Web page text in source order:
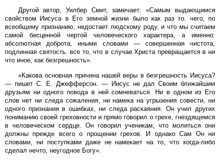
Другой автор, Уилбер Смит, замечает: «Самым выдающимся
свойством Иисуса в Его земной жизни было как раз то. чего, по
всеобщему признанию, недостает людскому роду, и что мы считаем
самой бесценной чертой человеческого характера, а именно:
абсолютная доброта, иными словами — совершенная чистота,
подлинная святость. все то, что в случае Христа превращается в ни
что иное, как безгрешность».
«Какова основная причина нашей веры в безгрешность Иисуса?
— пишет С. Е. Джефферсон. — Иисус не дал Своим ближайшим
друзьям ни одного повода в ней сомневаться. Ни в одном из Его
слов нет ни следа сожаления, ни намека на угрызения совести, ни
одного признания в ошибках, ни следа раскаяния. Он учил других
пониманию своей греховности и прямо говорил о грехе, гнездящемся
в человеческом сердце. Он говорил ученикам, что молиться они
должны прежде всего о прощении грехов. И однако Сам Он ни
словами, ни поступками даже не намекает на то, что когда-либо
сделал нечто, неугодное Богу».